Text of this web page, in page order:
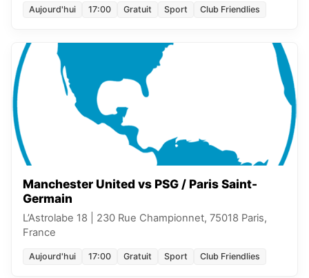
Aujourd'hui 17:00 Gratuit Sport Club Friendlies
Manchester United vs PSG / Paris Saint-
Germain
L’Astrolabe 18
230 Rue Championnet, 75018 Paris,
France
Aujourd'hui 17:00 Gratuit Sport Club Friendlies